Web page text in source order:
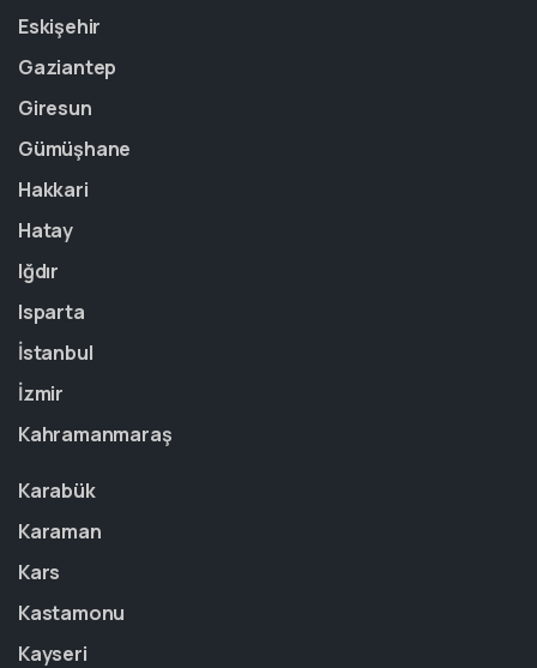
Eskişehir
Gaziantep
Giresun
Gümüşhane
Hakkari
Hatay
Iğdır
Isparta
İstanbul
İzmir
Kahramanmaraş
Karabük
Karaman
Kars
Kastamonu
Kayseri